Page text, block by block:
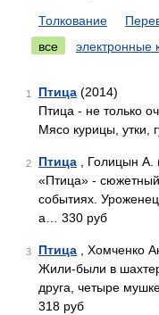
Толкование
все
электронные
1 Птица (2014)
Птица - не только
Мясо курицы, утки,
2 Птица , Голицын А.
«Птица» -
событиях. Уроженец
а… 330 руб
3 Птица , Хомченко
Жили-были в
друга, четыре
318 руб